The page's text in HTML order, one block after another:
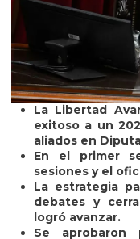
La Libertad
exitoso a un
aliados en
En el primer
sesiones y el
La estrategia
debates y
logró avanzar.
Se aprobaron